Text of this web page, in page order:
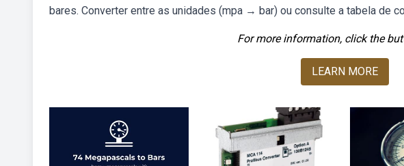
bares. Converter entre as unidades (mpa → bar) ou consulte a tabela de
For more information, click the
LEARN MORE